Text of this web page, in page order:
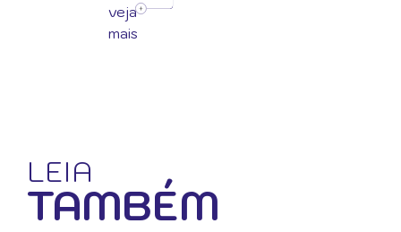
veja
mais
LEIA
TAMBÉM